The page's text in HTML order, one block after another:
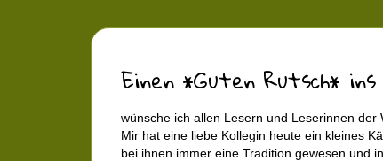
Einen *Guten Rutsch* ins
wünsche ich allen Lesern und Leserinnen der
Mir hat eine liebe Kollegin heute ein kleines
bei ihnen immer eine Tradition gewesen und